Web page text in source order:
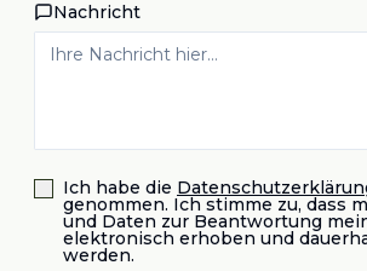
Nachricht
Ich habe die
genommen. Ich stimme zu, dass
und Daten zur Beantwortung
elektronisch erhoben und
werden.